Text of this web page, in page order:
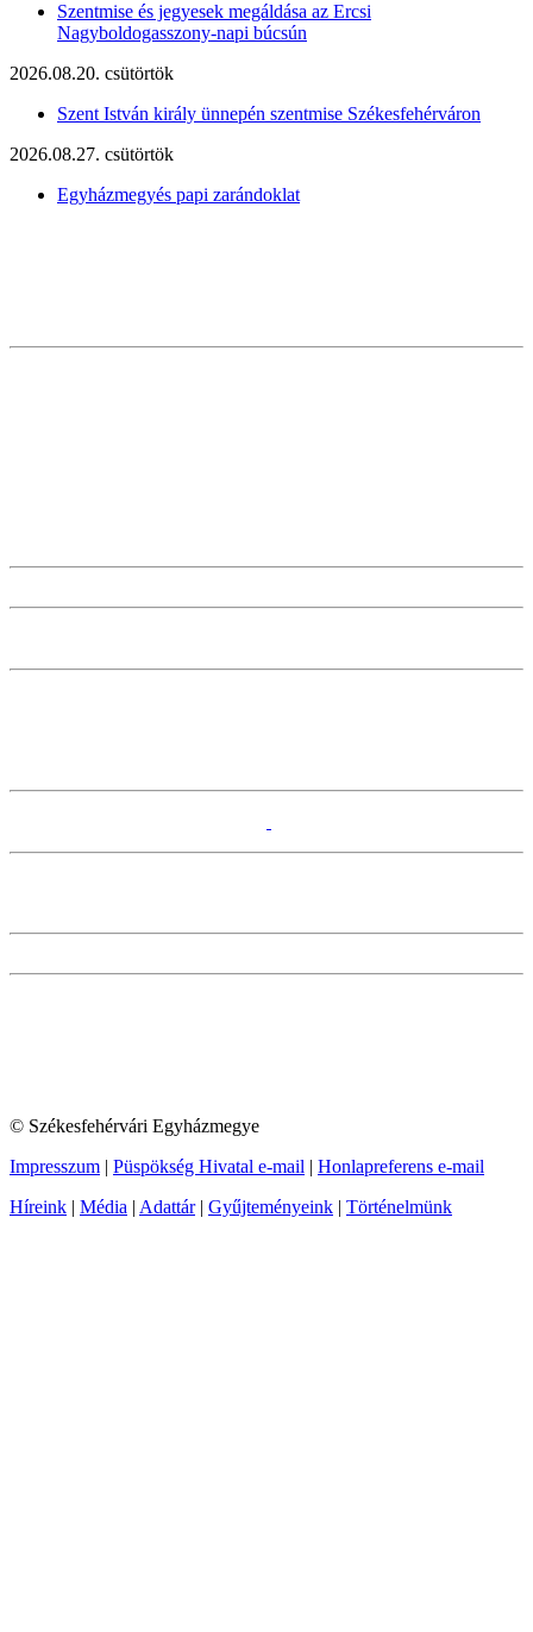
Szentmise és jegyesek megáldása az Ercsi
Nagyboldogasszony-napi búcsún
2026.08.20. csütörtök
Szent István király ünnepén szentmise Székesfehérváron
2026.08.27. csütörtök
Egyházmegyés papi zarándoklat
© Székesfehérvári Egyházmegye
Impresszum | Püspökség Hivatal e-mail | Honlapreferens e-mail
Híreink | Média | Adattár| Gyűjteményeink | Történelmünk